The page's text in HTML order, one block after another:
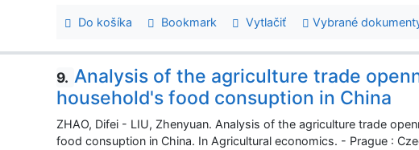
Do košíka Bookmark Vytlačiť Vybrané
9. Analysis of the agriculture trade
household's food consuption in China
ZHAO, Difei - LIU, Zhenyuan. Analysis of the agriculture trade
food consuption in China. In Agricultural economics. - Prague :